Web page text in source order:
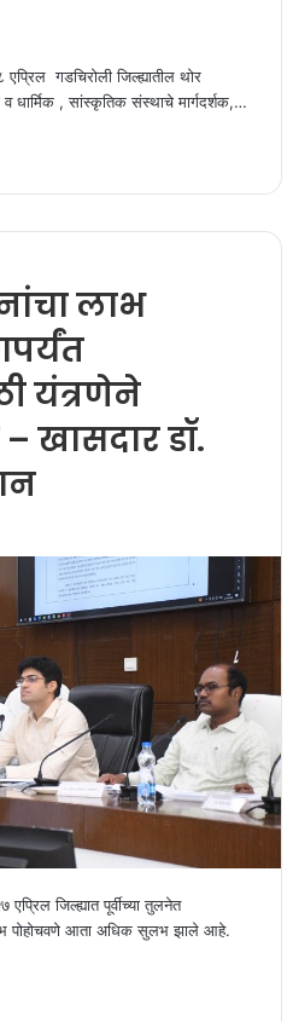
गडचिरोली जिल्ह्यातील थोर
व धार्मिक , सांस्कृतिक संस्थाचे मार्गदर्शक,…
लाभ
यंत्रणेने
खासदार डॉ.
जिल्ह्यात पूर्वीच्या तुलनेत
पोहोचवणे आता अधिक सुलभ झाले आहे.